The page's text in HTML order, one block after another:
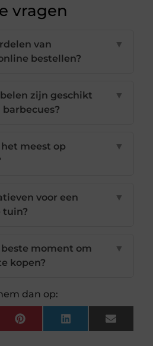
vragen
van
bestellen?
▼
zijn geschikt
barbecues?
▼
meest op
▼
voor een
tuin?
▼
moment om
kopen?
▼
dan op:
PinterestLinkedInEmail